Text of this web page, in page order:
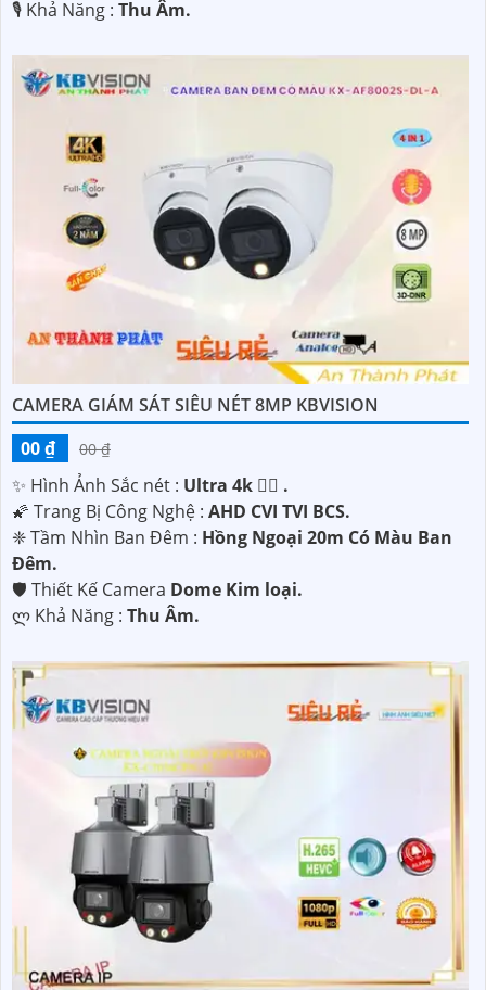
️🎙 Khả Năng : Thu Âm.
CAMERA GIÁM SÁT SIÊU NÉT 8MP KBVISION
00 ₫
00 ₫
✨ Hình Ảnh Sắc nét : Ultra 4k 👍🏾 .
🌠 Trang Bị Công Nghệ : AHD CVI TVI BCS.
❈ Tầm Nhìn Ban Đêm : Hồng Ngoại 20m Có Màu Ban
Ðêm.
🛡 Thiết Kế Camera Dome Kim loại.
️ლ Khả Năng : Thu Âm.